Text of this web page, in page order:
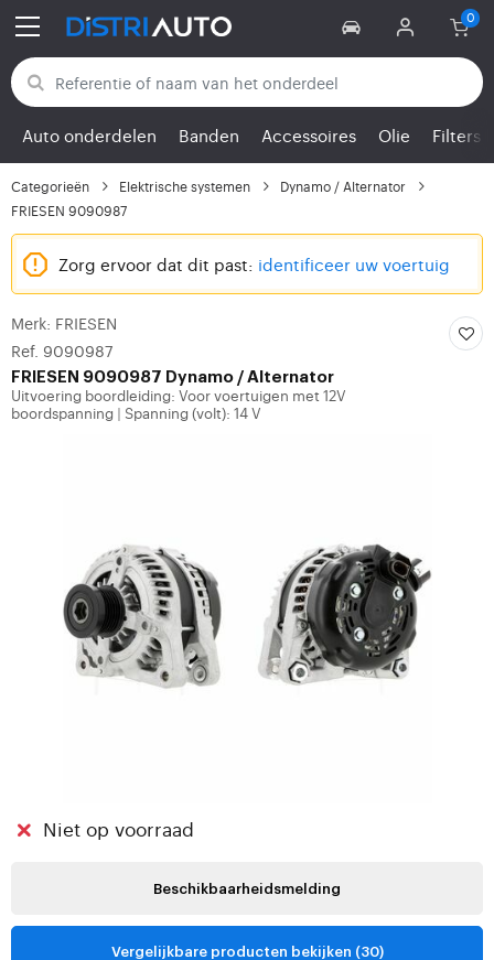
Terug naar categorieën
Auto onderdelen Banden Accessoires Olie Filters
Categorieën Elektrische systemen
Dynamo / Alternator
FRIESEN 9090987
Zorg ervoor dat dit past: identificeer uw voertuig
Merk: FRIESEN
Ref. 9090987
FRIESEN 9090987 Dynamo / Alternator
Uitvoering boordleiding: Voor voertuigen met 12V
boordspanning
Spanning (volt): 14 V
Niet op voorraad
Beschikbaarheidsmelding
Vergelijkbare producten bekijken (30)